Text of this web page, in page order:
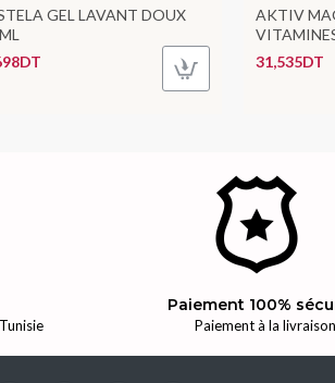
GEL LAVANT DOUX
AKTIV
31,535DT
Paiement 100%
Paiement à la livraison